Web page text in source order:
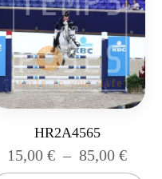
HR2A4565
15,00€ – 85,00€